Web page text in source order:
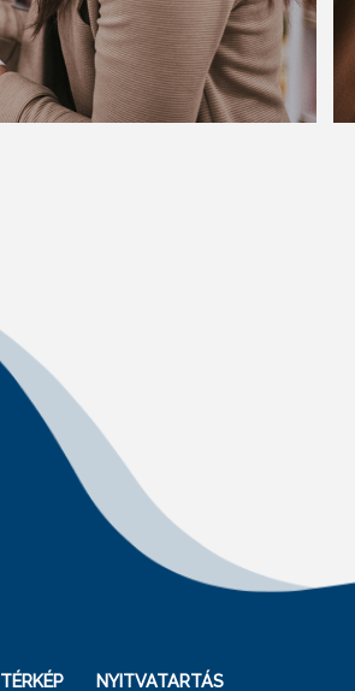
TÉRKÉP NYITVATARTÁS